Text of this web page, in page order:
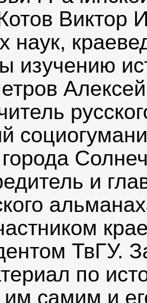
Виктор
наук,
изучению
и
ТвГУ.
по
самим и